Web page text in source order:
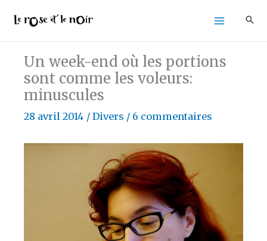
contenu
Un week-end où les portions
sont comme les voleurs:
minuscules
28 avril 2014 /Divers / 6 commentaires